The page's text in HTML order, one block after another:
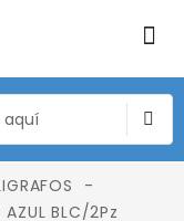
AZUL BLC/2Pz